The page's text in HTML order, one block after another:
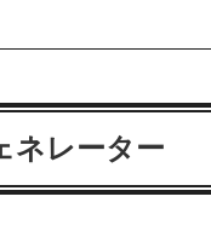
ネレーター